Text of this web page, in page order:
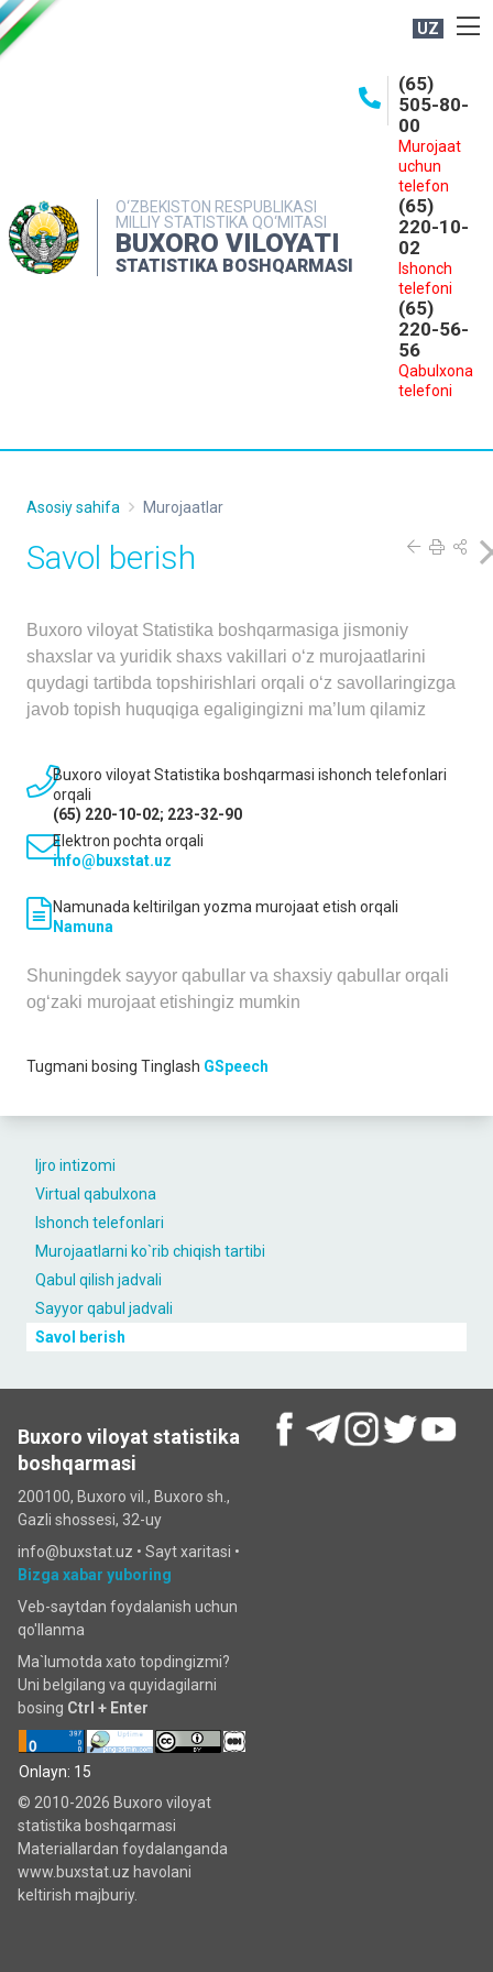
UZ
O‘ZBEKISTON RESPUBLIKASI
MILLIY STATISTIKA QO‘MITASI
BUXORO VILOYATI
STATISTIKA BOSHQARMASI
(65)
505-80-
00
Murojaat
uchun
telefon
(65)
220-10-
02
Ishonch
telefoni
(65)
220-56-
56
Qabulxona
telefoni
MATBUOT XIZMATI
MUROJAATLAR
Ijro intizomi
Virtual qabulxona
Ishonch telefonlari
Murojaatlarni ko`rib chiqish tartibi
Qabul qilish jadvali
Sayyor qabul jadvali
Savol berish
Asosiy sahifa Murojaatlar
Savol berish
Buxoro viloyat Statistika boshqarmasiga jismoniy
shaxslar va yuridik shaxs vakillari o‘z murojaatlarini
quydagi tartibda topshirishlari orqali o‘z savollaringizga
javob topish huquqiga egaligingizni ma’lum qilamiz
Buxoro viloyat Statistika boshqarmasi ishonch telefonlari
orqali
(65) 220-10-02; 223-32-90
Elektron pochta orqali
info@buxstat.uz
Namunada keltirilgan yozma murojaat etish orqali
Namuna
Shuningdek sayyor qabullar va shaxsiy qabullar orqali
og‘zaki murojaat etishingiz mumkin
Tugmani bosing Tinglash GSpeech
Buxoro viloyat statistika
boshqarmasi
200100, Buxoro vil., Buxoro sh.,
Gazli shossesi, 32-uy
info@buxstat.uz • Sayt xaritasi •
Bizga xabar yuboring
Veb-saytdan foydalanish uchun
qo'llanma
Ma`lumotda xato topdingizmi?
Uni belgilang va quyidagilarni
bosing Ctrl + Enter
Onlayn: 15
© 2010-2026 Buxoro viloyat
statistika boshqarmasi
Materiallardan foydalanganda
www.buxstat.uz havolani
keltirish majburiy.